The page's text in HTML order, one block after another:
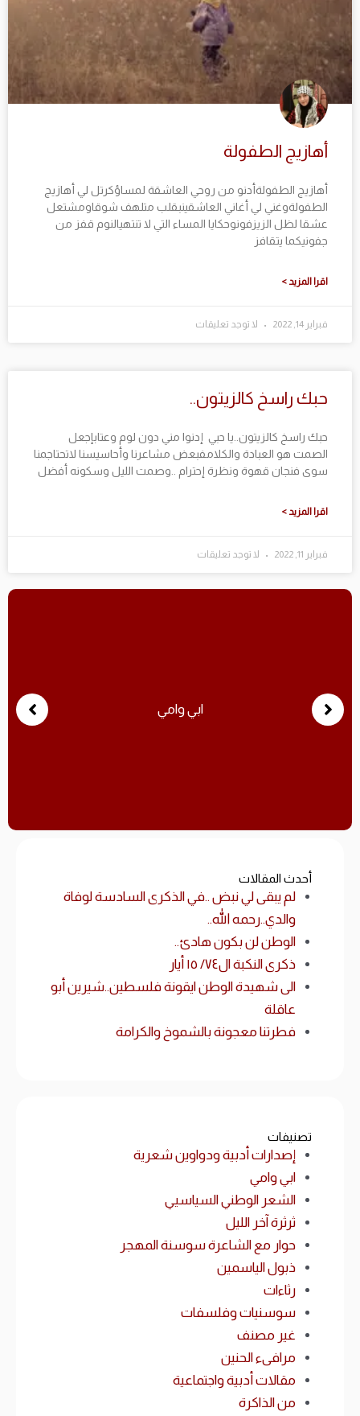
أحدث المقالات
لم يبقى لي نبض ..في الذكرى السادسة لوفاة
والدي..رحمه الله..
الوطن لن بكون هادئ..
ذكرى النكبة ال٧٤/ ١٥ أيار
الى شهيدة الوطن ايقونة فلسطين..شيرين أبو
عاقلة
فطرتنا معجونة بالشموخ والكرامة
تصنيفات
إصدارات أدبية ودواوين شعرية
ابي وامي
الشعر الوطني السياسيي
ثرثرة آخر الليل
حوار مع الشاعرة سوسنة المهجر
ذبول الياسمين
رثاءات
سوسنيات وفلسفات
غير مصنف
مرافىء الحنين
مقالات أدبية واجتماعية
من الذاكرة
أهازيج الطفولة
أهازيج الطفولةأدنو من روحي العاشقة لمساؤكرتل لي أهازيج
الطفولةوغني لي أغاني العاشقينبقلب متلهف شوقاومشتعل
عشقا لظل الزيزفونوحكايا المساء التي لا تنتهيالنوم قفز من
جفونيكما يتقافز
اقرا المزيد >
فبراير 14, 2022 لا توجد تعليقات
حبك راسخ كالزيتون..
حبك راسخ كالزيتون..يا حبي إدنوا مني دون لوم وعتابإجعل
الصمت هو العبادة والكلامفبعض مشاعرنا وأحاسيسنا لاتحتاجمنا
سوى فنجان قهوة ونظرة إحترام ..وصمت الليل وسكونه أفضل
اقرا المزيد >
فبراير 11, 2022 لا توجد تعليقات
ابي وامي